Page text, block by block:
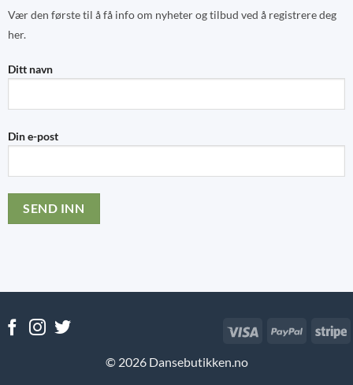
Vær den første til å få info om nyheter og tilbud ved å registrere deg
her.
Ditt navn
Din e-post
© 2026 Dansebutikken.no
Visa PayPal